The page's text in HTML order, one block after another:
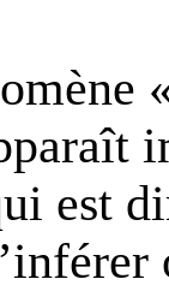
est